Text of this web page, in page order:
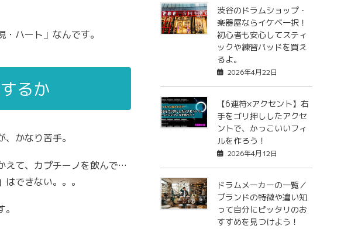
ハート」なんです。
るか
かなり苦手。
えて、カプチーノを飲んで…
できない。。。
渋谷のドラムショップ・
楽器屋ならイケベ一択！
初心者も安心してスティ
ックや練習パッドを買え
るよ。
2026年4月22日
【6連符×アクセント】右
手をゴリ押ししたアクセ
ントで、かっこいいフィ
ルを作ろう！
2026年4月12日
ドラムメーカーの一覧／
ブランドの特徴や違い知
って自分にピッタリのお
すすめを見つけよう！